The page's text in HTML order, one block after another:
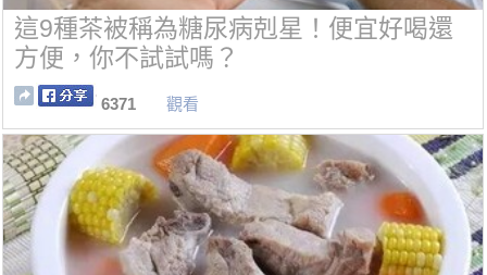
這9種茶被稱為糖尿病剋星！便宜好喝還
方便，你不試試嗎？
6371 觀看